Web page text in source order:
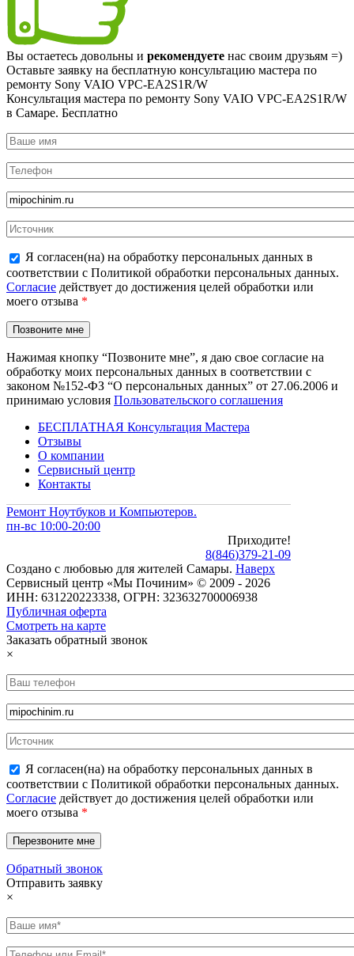
Вы остаетесь довольны и рекомендуете нас своим друзьям =)
Оставьте заявку на бесплатную консультацию мастера по
ремонту Sony VAIO VPC-EA2S1R/W
Консультация мастера по ремонту Sony VAIO VPC-EA2S1R/W
в Самаре. Бесплатно
Я согласен(на) на обработку персональных данных в
соответствии с Политикой обработки персональных данных.
Согласие действует до достижения целей обработки или
моего отзыва *
Нажимая кнопку “Позвоните мне”, я даю свое согласие на
обработку моих персональных данных в соответствии с
законом №152-ФЗ “О персональных данных” от 27.06.2006 и
принимаю условия Пользовательского соглашения
БЕСПЛАТНАЯ Консультация Мастера
Отзывы
О компании
Сервисный центр
Контакты
Ремонт Ноутбуков и Компьютеров.
пн-вс 10:00-20:00
Приходите!
8(846)379-21-09
Создано с любовью для жителей Самары. Наверх
Сервисный центр «Мы Починим» © 2009 - 2026
ИНН: 631220223338, ОГРН: 323632700006938
Публичная оферта
Смотреть на карте
Заказать обратный звонок
×
Я согласен(на) на обработку персональных данных в
соответствии с Политикой обработки персональных данных.
Согласие действует до достижения целей обработки или
моего отзыва *
Обратный звонок
Отправить заявку
×